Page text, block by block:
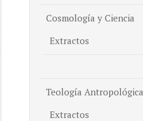
Cosmología y Ciencia
Extractos
Teología Antropológica
Extractos